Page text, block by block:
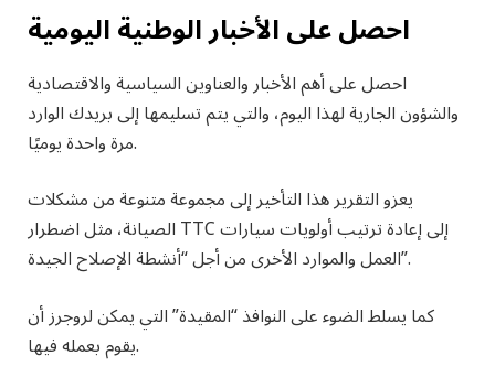
احصل على الأخبار الوطنية اليومية
احصل على أهم الأخبار والعناوين السياسية والاقتصادية
والشؤون الجارية لهذا اليوم، والتي يتم تسليمها إلى بريدك الوارد
مرة واحدة يوميًا.
يعزو التقرير هذا التأخير إلى مجموعة متنوعة من مشكلات
الصيانة، مثل اضطرار TTC إلى إعادة ترتيب أولويات سيارات
العمل والموارد الأخرى من أجل “أنشطة الإصلاح الجيدة”.
كما يسلط الضوء على النوافذ “المقيدة” التي يمكن لروجرز أن
يقوم بعمله فيها.